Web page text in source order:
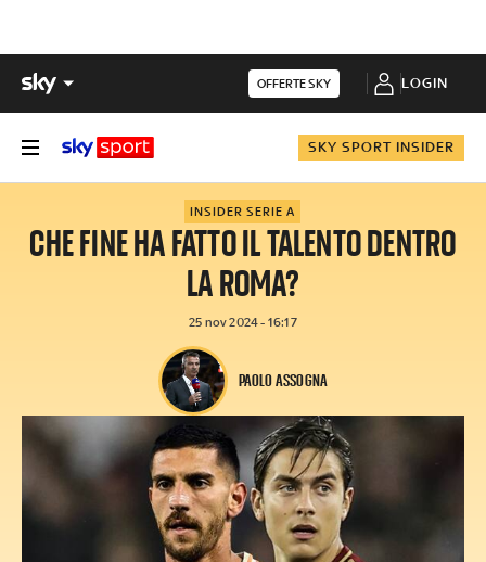
OFFERTE SKY LOGIN
SKY SPORT INSIDER
INSIDER SERIE A
CHE FINE HA FATTO IL TALENTO DENTRO
LA ROMA?
25 nov 2024 - 16:17
PAOLO ASSOGNA